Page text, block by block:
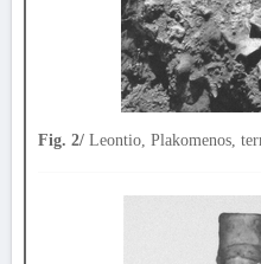
Fig. 2/ Leontio, Plakomenos,